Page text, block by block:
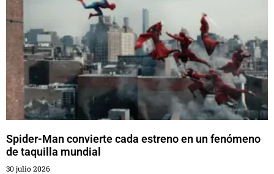
Spider-Man convierte cada estreno en un fenómeno
de taquilla mundial
30 julio 2026